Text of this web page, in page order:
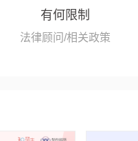
有何限制
法律顾问/相关政策